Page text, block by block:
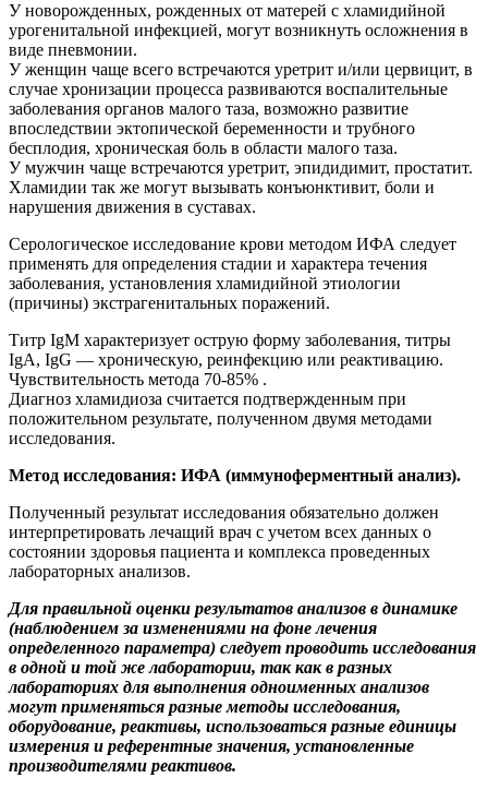
У новорожденных, рожденных от матерей с хламидийной
урогенитальной инфекцией, могут возникнуть осложнения в
виде пневмонии.
У женщин чаще всего встречаются уретрит и/или цервицит, в
случае хронизации процесса развиваются воспалительные
заболевания органов малого таза, возможно развитие
впоследствии эктопической беременности и трубного
бесплодия, хроническая боль в области малого таза.
У мужчин чаще встречаются уретрит, эпидидимит, простатит.
Хламидии так же могут вызывать конъюнктивит, боли и
нарушения движения в суставах.
Серологическое исследование крови методом ИФА следует
применять для определения стадии и характера течения
заболевания, установления хламидийной этиологии
(причины) экстрагенитальных поражений.
Титр IgM характеризует острую форму заболевания, титры
IgA, IgG — хроническую, реинфекцию или реактивацию.
Чувствительность метода 70-85% .
Диагноз хламидиоза считается подтвержденным при
положительном результате, полученном двумя методами
исследования.
Метод исследования: ИФА (иммуноферментный анализ).
Полученный результат исследования обязательно должен
интерпретировать лечащий врач с учетом всех данных о
состоянии здоровья пациента и комплекса проведенных
лабораторных анализов.
Для правильной оценки результатов анализов в динамике
(наблюдением за изменениями на фоне лечения
определенного параметра) следует проводить исследования
в одной и той же лаборатории, так как в разных
лабораториях для выполнения одноименных анализов
могут применяться разные методы исследования,
оборудование, реактивы, использоваться разные единицы
измерения и референтные значения, установленные
производителями реактивов.